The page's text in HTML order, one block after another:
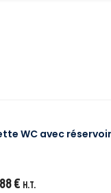
WC avec
€ H.T.